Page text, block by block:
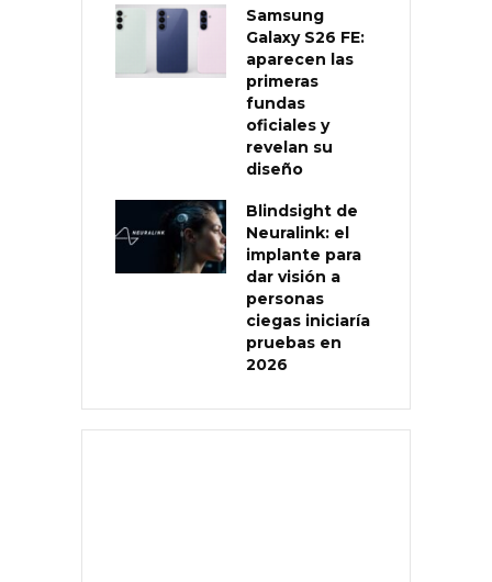
Samsung
Galaxy S26 FE:
aparecen las
primeras
fundas
oficiales y
revelan su
diseño
Blindsight de
Neuralink: el
implante para
dar visión a
personas
ciegas iniciaría
pruebas en
2026